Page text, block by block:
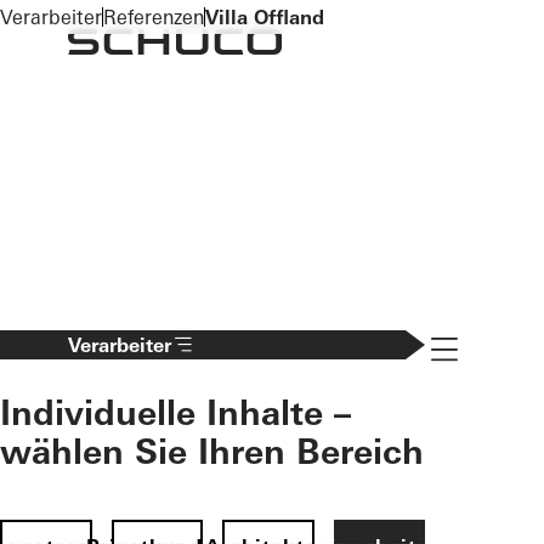
To the main content
Verarbeiter
Individuelle Inhalte –
wählen Sie Ihren Bereich
Navigation
VerarbeiterReferenzenVilla Offland